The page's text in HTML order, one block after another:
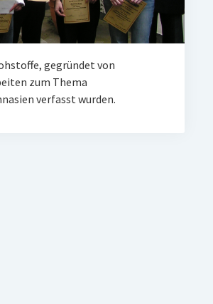
gegründet von
zum Thema
verfasst wurden.